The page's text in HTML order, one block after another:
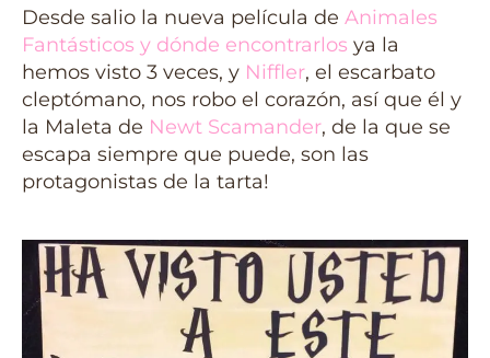
Desde salio la nueva película de Animales
Fantásticos y dónde encontrarlos ya la
hemos visto 3 veces, y Niffler, el escarbato
cleptómano, nos robo el corazón, así que él y
la Maleta de Newt Scamander, de la que se
escapa siempre que puede, son las
protagonistas de la tarta!